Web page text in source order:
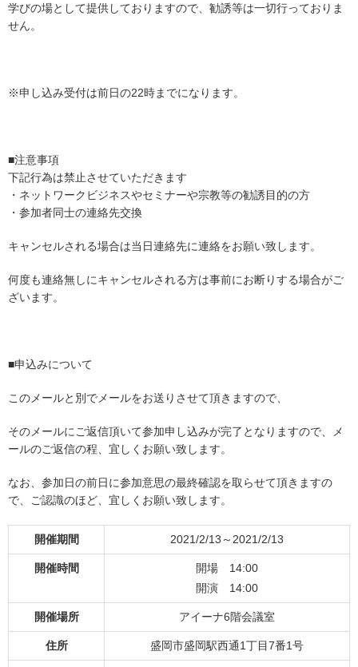
学びの場として提供しておりますので、勧誘等は一切行っておりま
せん。
※申し込み受付は前日の22時までになります。
■注意事項
下記行為は禁止させていただきます
・ネットワークビジネスやセミナーや宗教等の勧誘目的の方
・参加者同士の連絡先交換
キャンセルされる場合は当日連絡先に連絡をお願い致します。
何度も連絡無しにキャンセルされる方は事前にお断りする場合がご
ざいます。
■申込みについて
このメールと別でメールをお送りさせて頂きますので、
そのメールにご返信頂いて参加申し込みが完了となりますので、メ
ールのご返信の程、宜しくお願い致します。
なお、参加日の前日に参加意思の最終確認を取らせて頂きますの
で、ご認識のほど、宜しくお願い致します。
開催期間 2021/2/13～2021/2/13
開催時間
開場 14:00
開演 14:00
開催場所 アイーナ6階会議室
住所 盛岡市盛岡駅西通1丁目7番1号